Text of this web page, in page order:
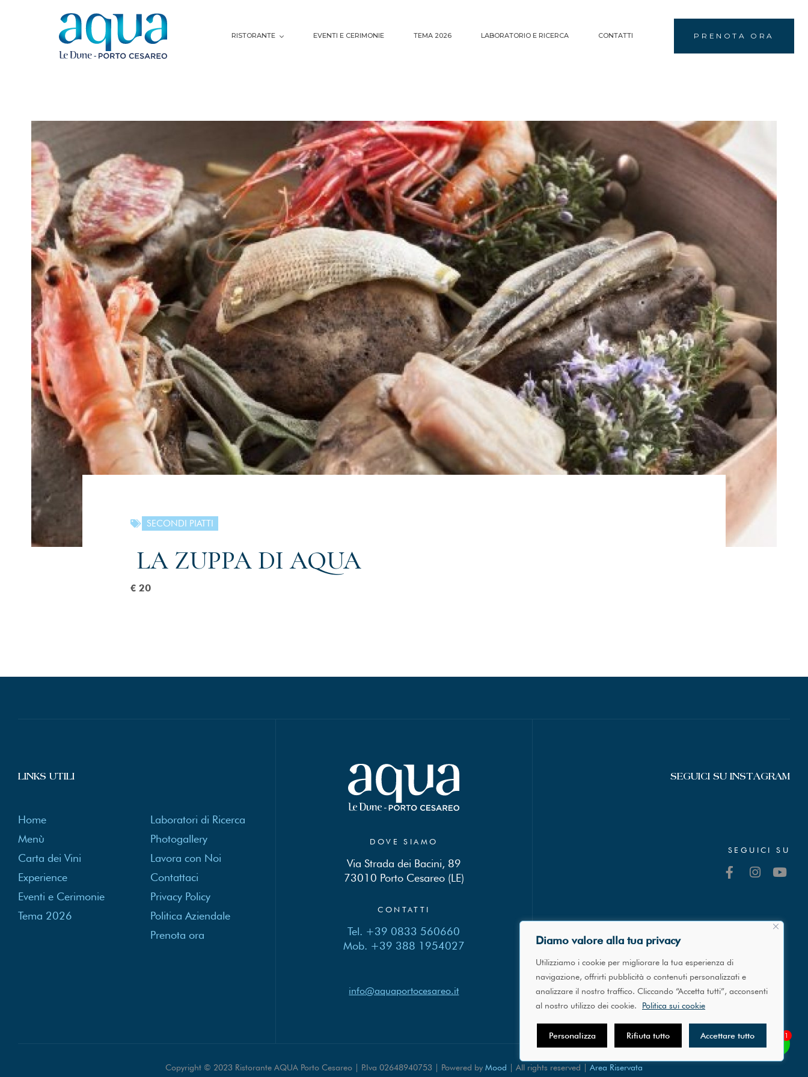
Diamo valore alla tua privacy
Utilizziamo i cookie per migliorare la tua esperienza di
navigazione, offrirti pubblicità o contenuti personalizzati e
analizzare il nostro traffico. Cliccando “Accetta tutti”, acconsenti
al nostro utilizzo dei cookie.
Politica sui cookie
Personalizza Rifiuta tutto Accettare tutto
RISTORANTE EVENTI E CERIMONIE TEMA 2026 LABORATORIO E RICERCA CONTATTI PRENOTA ORA
SECONDI PIATTI
LA ZUPPA DI AQUA
€ 20
LINKS UTILI
Home
Menù
Carta dei Vini
Experience
Eventi e Cerimonie
Tema 2026
Laboratori di Ricerca
Photogallery
Lavora con Noi
Contattaci
Privacy Policy
Politica Aziendale
Prenota ora
DOVE SIAMO
Via Strada dei Bacini, 89
73010 Porto Cesareo (LE)
CONTATTI
Tel. +39 0833 560660
Mob. +39 388 1954027
info@aquaportocesareo.it
SEGUICI SU INSTAGRAM
SEGUICI SU
Copyright © 2023 Ristorante AQUA Porto Cesareo | P.Iva 02648940753 | Powered by Mood | All rights reserved | Area Riservata
1